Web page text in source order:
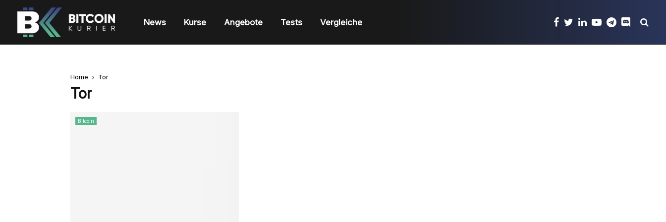
News Kurse Angebote Tests Vergleiche
Home Tor
Tor
Bitcoin